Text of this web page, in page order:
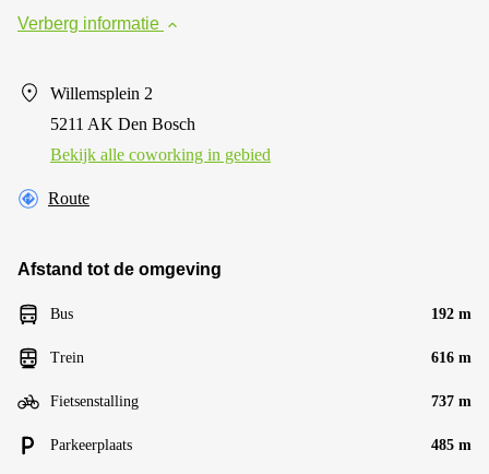
Verberg informatie
Willemsplein 2
5211 AK Den Bosch
Bekijk alle сoworking in gebied
Route
Afstand tot de omgeving
Bus 192 m
Trein 616 m
Fietsenstalling 737 m
Parkeerplaats 485 m